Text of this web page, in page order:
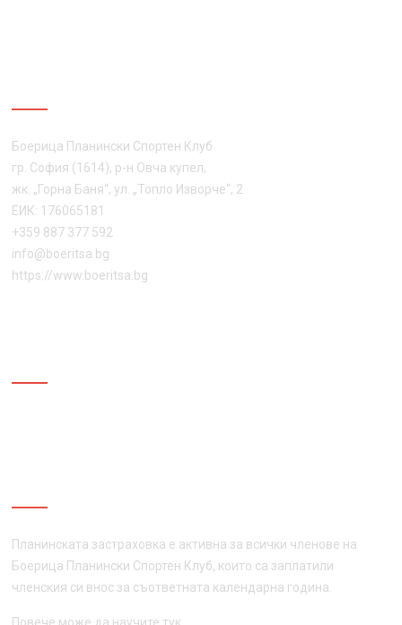
Боерица Планински Спортен Клуб
гр. София (1614), р-н Овча купел,
жк. „Горна Баня“, ул. „Топло Изворче“, 2
ЕИК: 176065181
+359 887 377 592
info@boeritsa.bg
https://www.boeritsa.bg
Планинската застраховка е активна за всички членове на
Боерица Планински Спортен Клуб, които са заплатили
членския си внос за съответната календарна година.
Повече може да научитетук